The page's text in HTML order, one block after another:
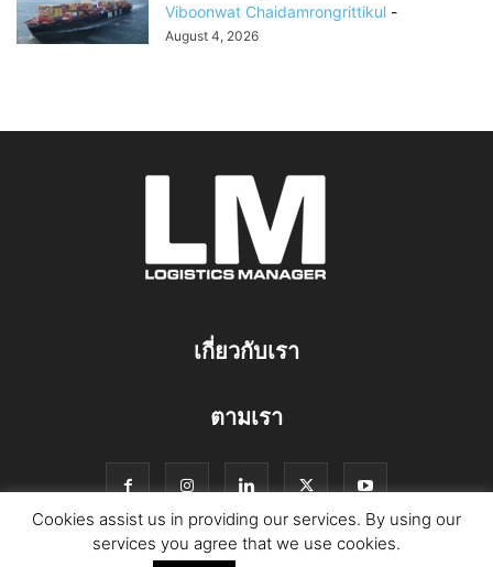
Viboonwat Chaidamrongrittikul -
August 4, 2026
เกี่ยวกับเรา
ตามเรา
Cookies assist us in providing our services. By using our
services you agree that we use cookies.